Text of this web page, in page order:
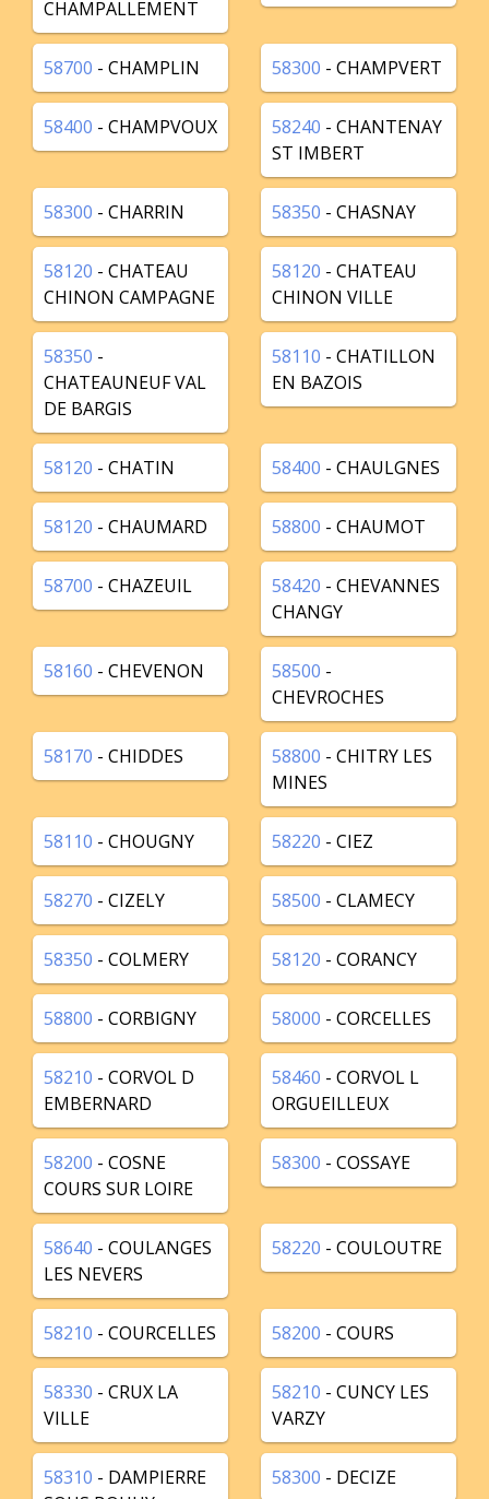
CHAMPALLEMENT
58700 - CHAMPLIN 58300 - CHAMPVERT
58400 - CHAMPVOUX 58240 - CHANTENAY
ST IMBERT
58300 - CHARRIN 58350 - CHASNAY
58120 - CHATEAU
CHINON CAMPAGNE
58120 - CHATEAU
CHINON VILLE
58350 -
CHATEAUNEUF VAL
DE BARGIS
58110 - CHATILLON
EN BAZOIS
58120 - CHATIN 58400 - CHAULGNES
58120 - CHAUMARD 58800 - CHAUMOT
58700 - CHAZEUIL 58420 - CHEVANNES
CHANGY
58160 - CHEVENON 58500 -
CHEVROCHES
58170 - CHIDDES 58800 - CHITRY LES
MINES
58110 - CHOUGNY 58220 - CIEZ
58270 - CIZELY 58500 - CLAMECY
58350 - COLMERY 58120 - CORANCY
58800 - CORBIGNY 58000 - CORCELLES
58210 - CORVOL D
EMBERNARD
58460 - CORVOL L
ORGUEILLEUX
58200 - COSNE
COURS SUR LOIRE
58300 - COSSAYE
58640 - COULANGES
LES NEVERS
58220 - COULOUTRE
58210 - COURCELLES 58200 - COURS
58330 - CRUX LA
VILLE
58210 - CUNCY LES
VARZY
58310 - DAMPIERRE
58300 - DECIZE